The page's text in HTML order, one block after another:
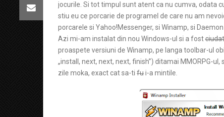
jocurile. Si tot timpul sunt atent ca nu cumva, odata
stiu eu ce porcarie de programel de care nu am
porcarele si Yahoo!Messenger, si Winamp, si
Azi mi-am instalat din nou Windows-ul si a fostciudat
proaspete versiuni de Winamp, pe langa toolbar-ul
„install, next, next, next, finish”) ditamai MMORPG-
zile moka, exact cat sa-ti fui-a mintile.